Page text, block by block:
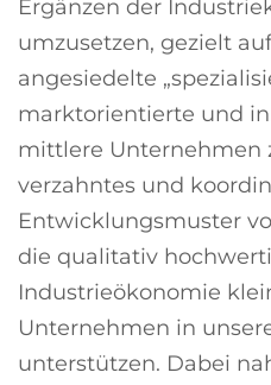
Ergänzen der
umzusetzen, gezielt
angesiedelte
marktorientierte und
mittlere Unternehmen
verzahntes und
Entwicklungsmuster
die qualitativ
Industrieökonomie
Unternehmen in
unterstützen. Dabei